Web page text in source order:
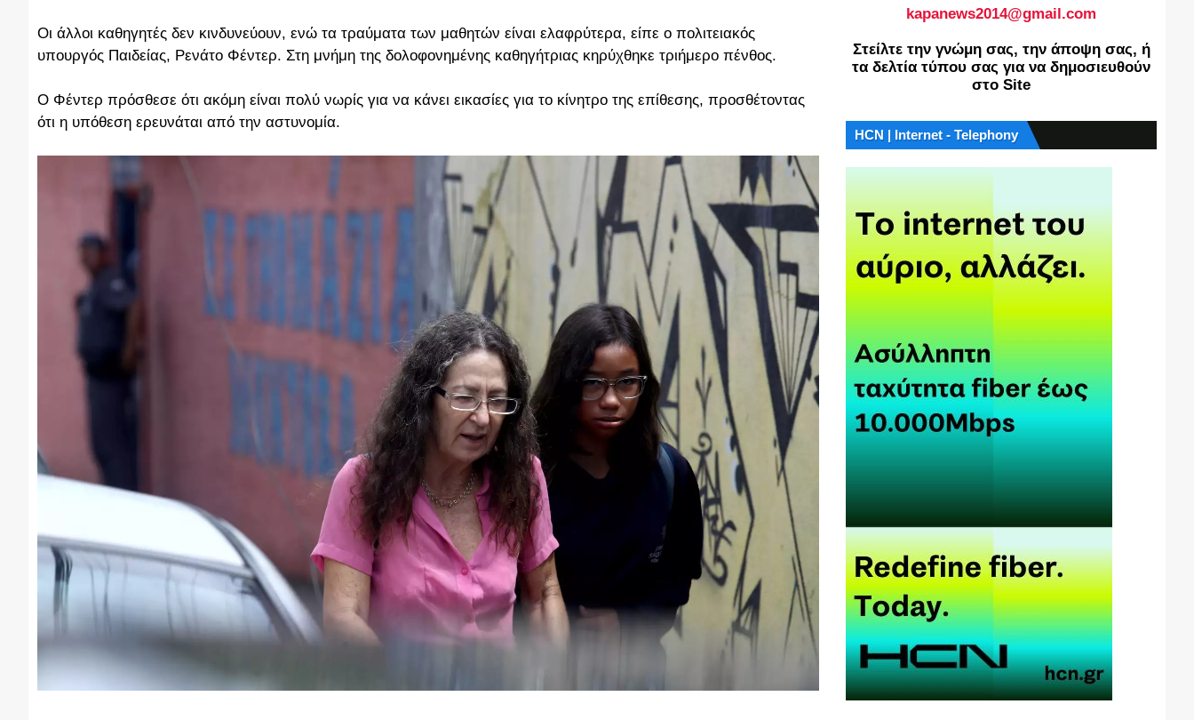
Οι άλλοι καθηγητές δεν κινδυνεύουν, ενώ τα τραύματα των μαθητών είναι ελαφρύτερα, είπε ο πολιτειακός
υπουργός Παιδείας, Ρενάτο Φέντερ. Στη μνήμη της δολοφονημένης καθηγήτριας κηρύχθηκε τριήμερο πένθος.
Ο Φέντερ πρόσθεσε ότι ακόμη είναι πολύ νωρίς για να κάνει εικασίες για το κίνητρο της επίθεσης, προσθέτοντας
ότι η υπόθεση ερευνάται από την αστυνομία.
kapanews2014@gmail.com
Στείλτε την γνώμη σας, την άποψη σας, ή
τα δελτία τύπου σας για να δημοσιευθούν
στο Site
HCN | Internet - Telephony